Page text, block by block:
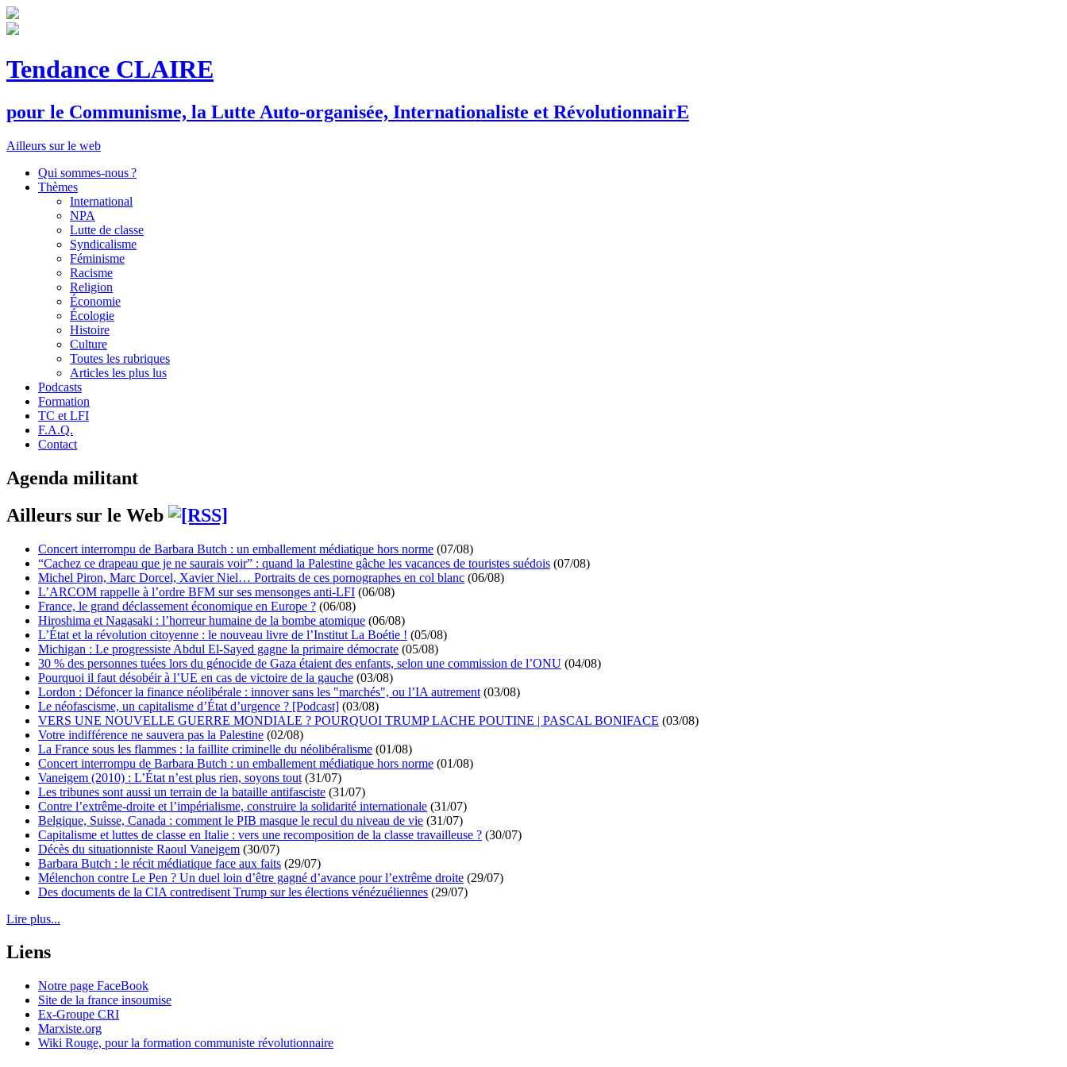
Tendance CLAIRE
pour le Communisme, la Lutte Auto-organisée, Internationaliste et RévolutionnairE
Ailleurs sur le web
Qui sommes-nous ?
Thèmes
International
NPA
Lutte de classe
Syndicalisme
Féminisme
Racisme
Religion
Économie
Écologie
Histoire
Culture
Toutes les rubriques
Articles les plus lus
Podcasts
Formation
TC et LFI
F.A.Q.
Contact
Agenda militant
Ailleurs sur le Web
Concert interrompu de Barbara Butch : un emballement médiatique hors norme (07/08)
“Cachez ce drapeau que je ne saurais voir” : quand la Palestine gâche les vacances de touristes suédois (07/08)
Michel Piron, Marc Dorcel, Xavier Niel… Portraits de ces pornographes en col blanc (06/08)
L’ARCOM rappelle à l’ordre BFM sur ses mensonges anti-LFI (06/08)
France, le grand déclassement économique en Europe ? (06/08)
Hiroshima et Nagasaki : l’horreur humaine de la bombe atomique (06/08)
L’État et la révolution citoyenne : le nouveau livre de l’Institut La Boétie ! (05/08)
Michigan : Le progressiste Abdul El-Sayed gagne la primaire démocrate (05/08)
30 % des personnes tuées lors du génocide de Gaza étaient des enfants, selon une commission de l’ONU (04/08)
Pourquoi il faut désobéir à l’UE en cas de victoire de la gauche (03/08)
Lordon : Défoncer la finance néolibérale : innover sans les "marchés", ou l’IA autrement (03/08)
Le néofascisme, un capitalisme d’État d’urgence ? [Podcast] (03/08)
VERS UNE NOUVELLE GUERRE MONDIALE ? POURQUOI TRUMP LACHE POUTINE | PASCAL BONIFACE (03/08)
Votre indifférence ne sauvera pas la Palestine (02/08)
La France sous les flammes : la faillite criminelle du néolibéralisme (01/08)
Concert interrompu de Barbara Butch : un emballement médiatique hors norme (01/08)
Vaneigem (2010) : L’État n’est plus rien, soyons tout (31/07)
Les tribunes sont aussi un terrain de la bataille antifasciste (31/07)
Contre l’extrême-droite et l’impérialisme, construire la solidarité internationale (31/07)
Belgique, Suisse, Canada : comment le PIB masque le recul du niveau de vie (31/07)
Capitalisme et luttes de classe en Italie : vers une recomposition de la classe travailleuse ? (30/07)
Décès du situationniste Raoul Vaneigem (30/07)
Barbara Butch : le récit médiatique face aux faits (29/07)
Mélenchon contre Le Pen ? Un duel loin d’être gagné d’avance pour l’extrême droite (29/07)
Des documents de la CIA contredisent Trump sur les élections vénézuéliennes (29/07)
Lire plus...
Liens
Notre page FaceBook
Site de la france insoumise
Ex-Groupe CRI
Marxiste.org
Wiki Rouge, pour la formation communiste révolutionnaire